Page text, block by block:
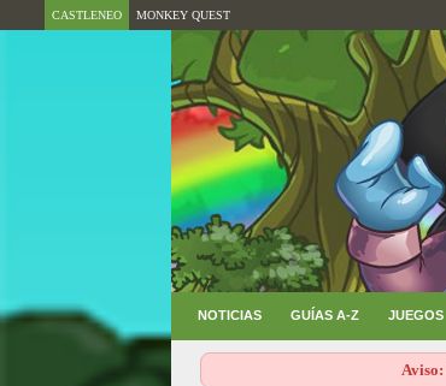
CASTLENEO MONKEY QUEST
NOTICIAS GUÍAS A-Z JUEGOS
Aviso: